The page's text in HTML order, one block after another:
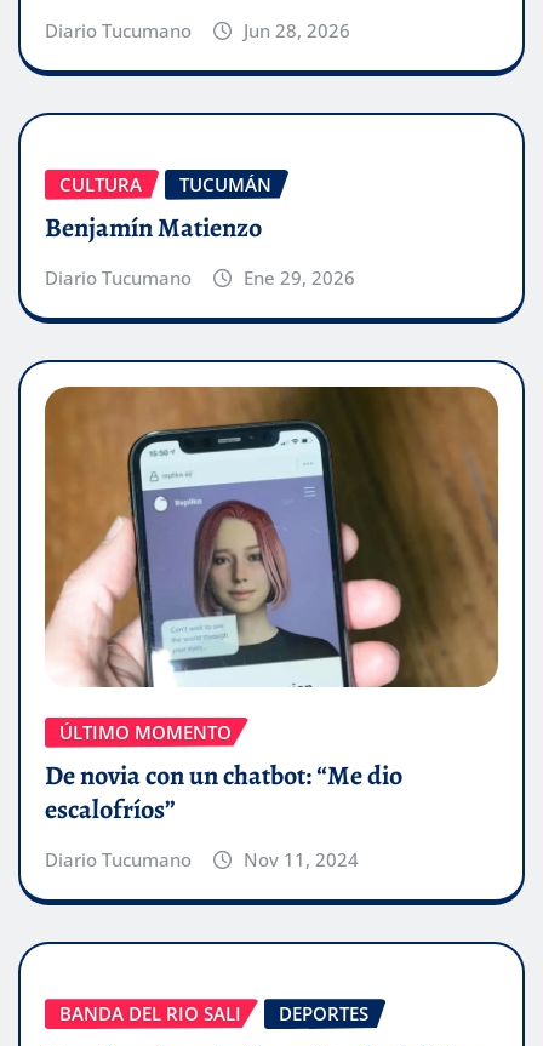
Diario Tucumano Jun 28, 2026
CULTURA TUCUMÁN
Benjamín Matienzo
Diario Tucumano Ene 29, 2026
ÚLTIMO MOMENTO
De novia con un chatbot: “Me dio
escalofríos”
Diario Tucumano Nov 11, 2024
BANDA DEL RIO SALI DEPORTES